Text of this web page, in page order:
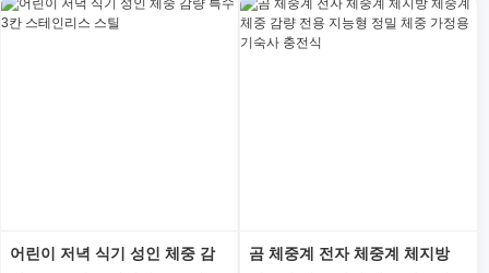
Loose Pullover Women s
Sweater
어린이 저녁 식기 성인 체중 감
곰 체중계 전자 체중계 체지방